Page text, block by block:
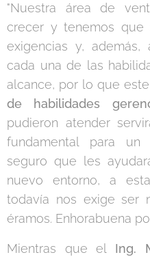
"Nuestra área de
crecer y tenemos que
exigencias y,
cada una de las
alcance, por lo que este
de habilidades
pudieron atender
fundamental para un
seguro que les
nuevo entorno, a
todavía nos exige ser
éramos. Enhorabuena
Mientras que el Ing.